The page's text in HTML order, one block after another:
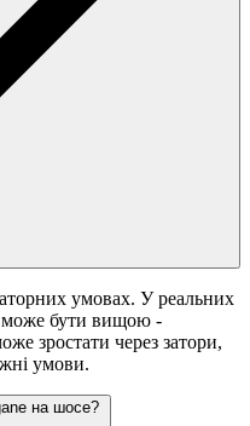
умовах. У реальних
може бути вищою -
зростати через затори,
умови.
на шосе?